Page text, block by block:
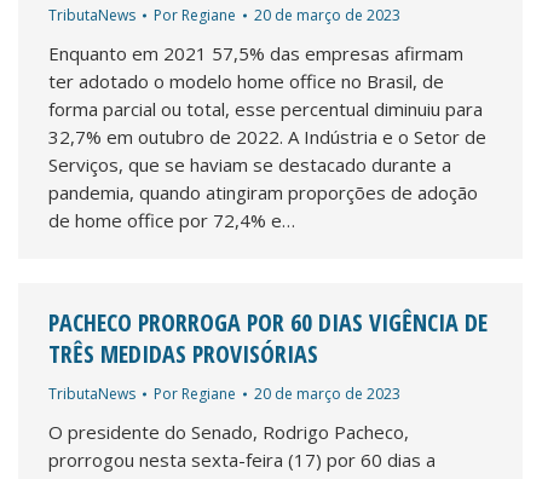
TributaNews Por Regiane 20 de março de 2023
Enquanto em 2021 57,5% das empresas afirmam
ter adotado o modelo home office no Brasil, de
forma parcial ou total, esse percentual diminuiu para
32,7% em outubro de 2022. A Indústria e o Setor de
Serviços, que se haviam se destacado durante a
pandemia, quando atingiram proporções de adoção
de home office por 72,4% e…
PACHECO PRORROGA POR 60 DIAS VIGÊNCIA DE
TRÊS MEDIDAS PROVISÓRIAS
TributaNews Por Regiane 20 de março de 2023
O presidente do Senado, Rodrigo Pacheco,
prorrogou nesta sexta-feira (17) por 60 dias a